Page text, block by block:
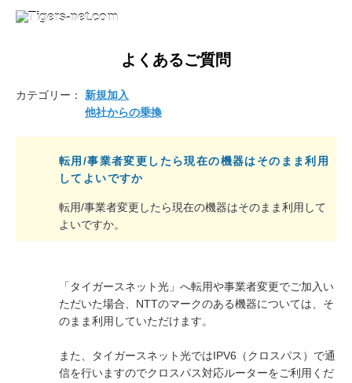
よくあるご質問
転用/事業者変更したら現在の機器はそのまま利用
してよいですか
転用/事業者変更したら現在の機器はそのまま利用して
よいですか。
カテゴリー：
新規加入
他社からの乗換
「タイガースネット光」へ転用や事業者変更でご加入い
ただいた場合、NTTのマークのある機器については、そ
のまま利用していただけます。
また、タイガースネット光ではIPV6（クロスパス）で通
信を行いますのでクロスパス対応ルーターをご利用くだ